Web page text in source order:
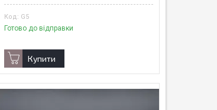
G5
Готово до відправки
Купити